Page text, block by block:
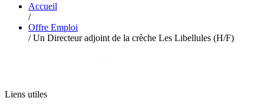
Accueil
/
Offre Emploi
/ Un Directeur adjoint de la crèche Les Libellules (H/F)
Liens utiles